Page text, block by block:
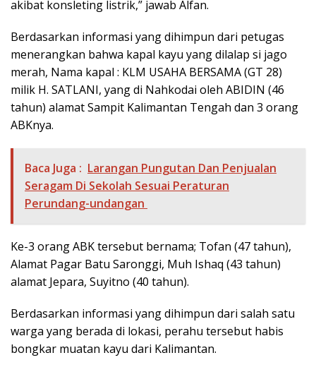
akibat konsleting listrik,” jawab Alfan.
Berdasarkan informasi yang dihimpun dari petugas
menerangkan bahwa kapal kayu yang dilalap si jago
merah, Nama kapal : KLM USAHA BERSAMA (GT 28)
milik H. SATLANI, yang di Nahkodai oleh ABIDIN (46
tahun) alamat Sampit Kalimantan Tengah dan 3 orang
ABKnya.
Baca Juga : Larangan Pungutan Dan Penjualan
Seragam Di Sekolah Sesuai Peraturan
Perundang-undangan
Ke-3 orang ABK tersebut bernama; Tofan (47 tahun),
Alamat Pagar Batu Saronggi, Muh Ishaq (43 tahun)
alamat Jepara, Suyitno (40 tahun).
Berdasarkan informasi yang dihimpun dari salah satu
warga yang berada di lokasi, perahu tersebut habis
bongkar muatan kayu dari Kalimantan.